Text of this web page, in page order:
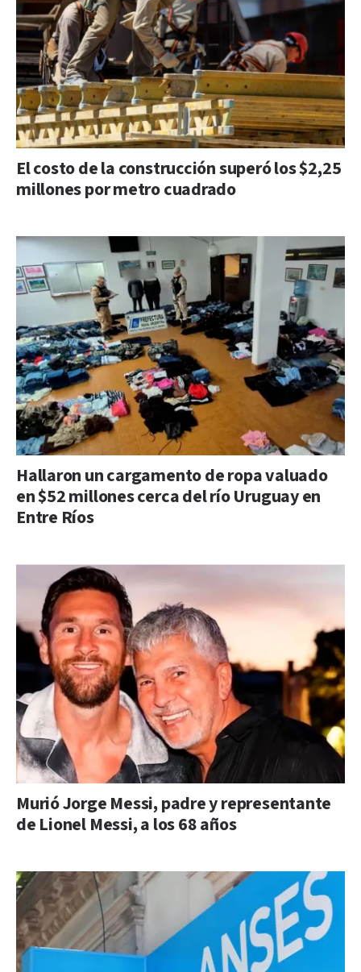
El costo de la construcción superó los $2,25
millones por metro cuadrado
Hallaron un cargamento de ropa valuado
en $52 millones cerca del río Uruguay en
Entre Ríos
Murió Jorge Messi, padre y representante
de Lionel Messi, a los 68 años